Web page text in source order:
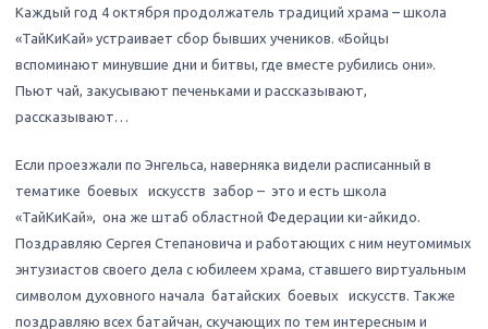
Каждый год 4 октября продолжатель традиций храма – школа
«ТайКиКай» устраивает сбор бывших учеников. «Бойцы
вспоминают минувшие дни и битвы, где вместе рубились они».
Пьют чай, закусывают печеньками и рассказывают,
рассказывают…
Если проезжали по Энгельса, наверняка видели расписанный в
тематике боевых искусств забор – это и есть школа
«ТайКиКай», она же штаб областной Федерации ки-айкидо.
Поздравляю Сергея Степановича и работающих с ним неутомимых
энтузиастов своего дела с юбилеем храма, ставшего виртуальным
символом духовного начала батайских боевых искусств. Также
поздравляю всех батайчан, скучающих по тем интересным и